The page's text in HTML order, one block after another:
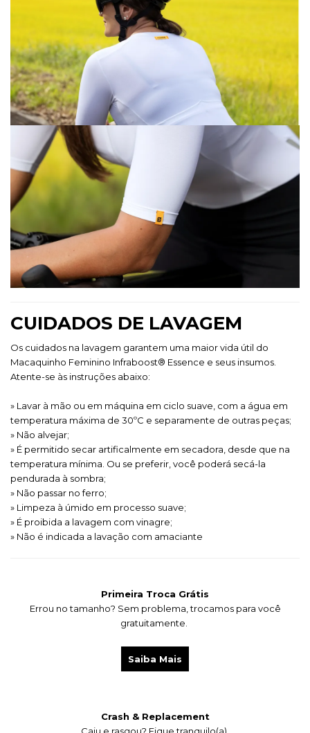
CUIDADOS DE LAVAGEM
Os cuidados na lavagem garantem uma maior vida útil do
Macaquinho Feminino Infraboost® Essence e seus insumos.
Atente-se às instruções abaixo:
» Lavar à mão ou em máquina em ciclo suave, com a água em
temperatura máxima de 30ºC e separamente de outras peças;
» Não alvejar;
» É permitido secar artificalmente em secadora, desde que na
temperatura mínima. Ou se preferir, você poderá secá-la
pendurada à sombra;
» Não passar no ferro;
» Limpeza à úmido em processo suave;
» É proibida a lavagem com vinagre;
» Não é indicada a lavação com amaciante
Primeira Troca Grátis
Errou no tamanho? Sem problema, trocamos para você
gratuitamente.
Saiba Mais
Crash & Replacement